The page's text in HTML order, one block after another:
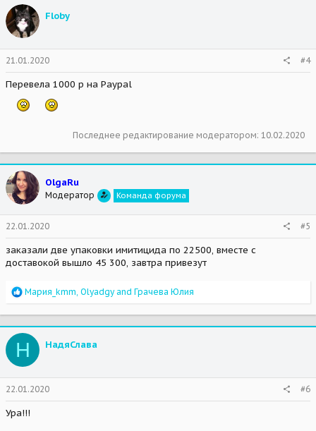
Floby
21.01.2020 #4
Перевела 1000 р на Paypal
Последнее редактирование модератором: 10.02.2020
OlgaRu
Модератор Команда форума
22.01.2020 #5
заказали две упаковки имитицида по 22500, вместе с
доставокой вышло 45 300, завтра привезут
R
a
c
t
i
o
n
s
:
Мария_kmm, Olyadgyand Грачева Юлия
Н НадяСлава
22.01.2020 #6
Ура!!!